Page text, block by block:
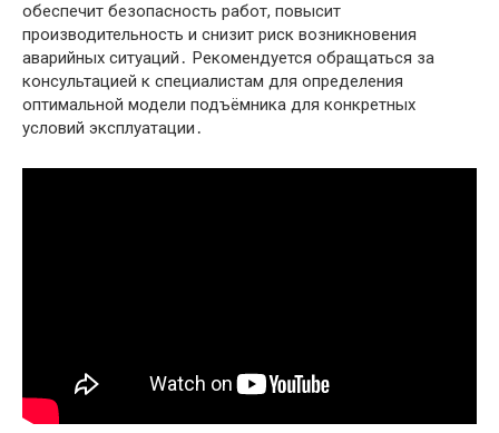
обеспечит безопасность работ, повысит
производительность и снизит риск возникновения
аварийных ситуаций․ Рекомендуется обращаться за
консультацией к специалистам для определения
оптимальной модели подъёмника для конкретных
условий эксплуатации․